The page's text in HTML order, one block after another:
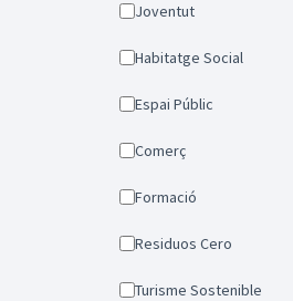
Joventut
Habitatge Social
Espai Públic
Comerç
Formació
Residuos Cero
Turisme Sostenible